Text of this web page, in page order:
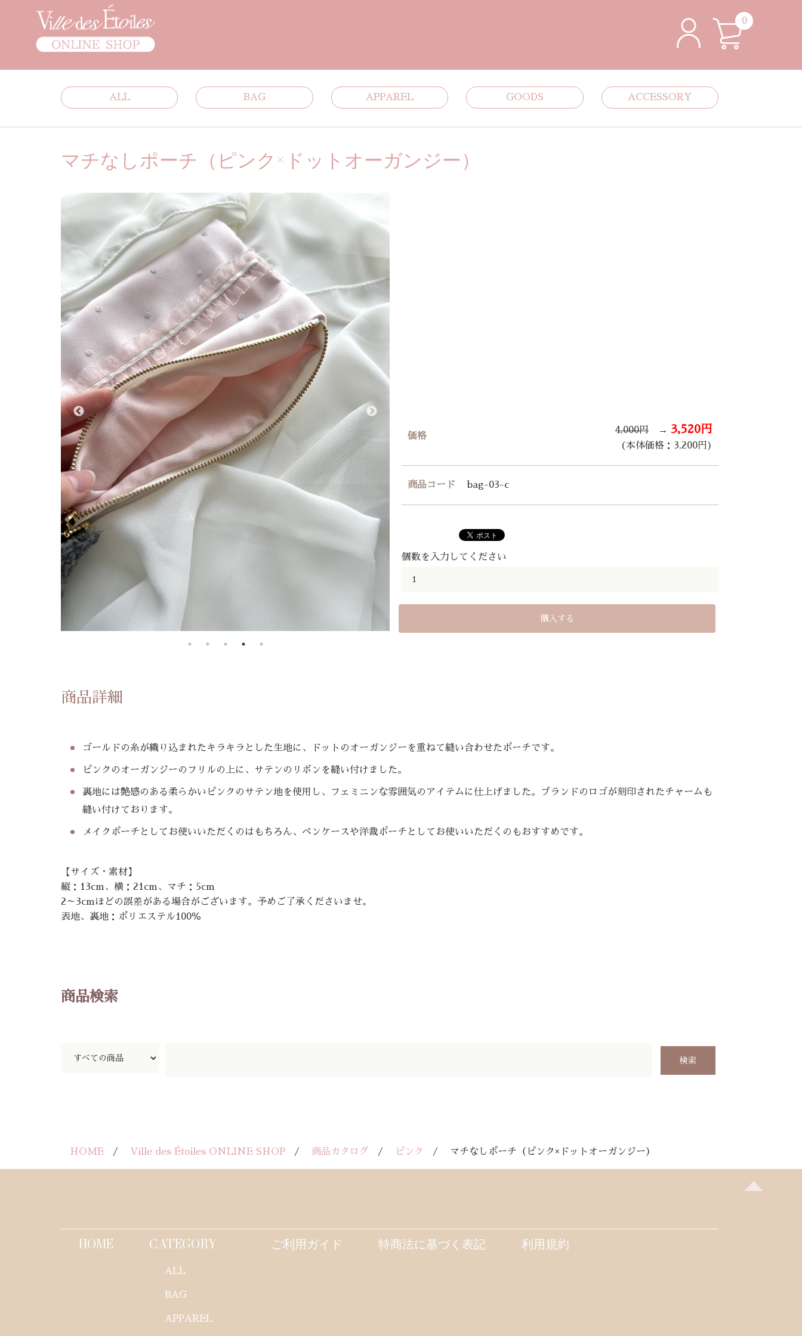
0
ALL BAG APPAREL GOODS ACCESSORY
価格
4,000円 → 3,520円
(本体価格：3,200円)
商品コード bag-03-c
個数を入力してください
マチなしポーチ（ピンク×ドットオーガンジー）
商品詳細
ゴールドの糸が織り込まれたキラキラとした生地に、ドットのオーガンジーを重ねて縫い合わせたポーチです。
ピンクのオーガンジーのフリルの上に、サテンのリボンを縫い付けました。
裏地には艶感のある柔らかいピンクのサテン地を使用し、フェミニンな雰囲気のアイテムに仕上げました。ブランドのロゴが刻印されたチャームも
縫い付けております。
メイクポーチとしてお使いいただくのはもちろん、ペンケースや洋裁ポーチとしてお使いいただくのもおすすめです。
【サイズ・素材】
縦：13cm、横：21cm、マチ：5cm
2～3cmほどの誤差がある場合がございます。予めご了承くださいませ。
表地、裏地：ポリエステル100％
商品検索
HOME Ville des Étoiles ONLINE SHOP 商品カタログ ピンク マチなしポーチ（ピンク×ドットオーガンジー）
HOME CATEGORY
ALL
BAG
APPAREL
ご利用ガイド 特商法に基づく表記 利用規約